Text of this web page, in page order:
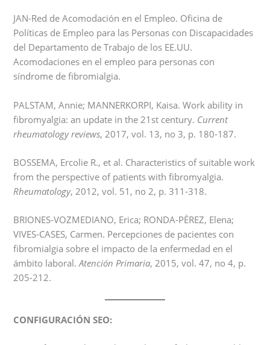
JAN-Red de Acomodación en el Empleo. Oficina de
Políticas de Empleo para las Personas con Discapacidades
del Departamento de Trabajo de los EE.UU.
Acomodaciones en el empleo para personas con
síndrome de fibromialgia.
PALSTAM, Annie; MANNERKORPI, Kaisa. Work ability in
fibromyalgia: an update in the 21st century. Current
rheumatology reviews, 2017, vol. 13, no 3, p. 180-187.
BOSSEMA, Ercolie R., et al. Characteristics of suitable work
from the perspective of patients with fibromyalgia.
Rheumatology, 2012, vol. 51, no 2, p. 311-318.
BRIONES-VOZMEDIANO, Erica; RONDA-PÉREZ, Elena;
VIVES-CASES, Carmen. Percepciones de pacientes con
fibromialgia sobre el impacto de la enfermedad en el
ámbito laboral.Atención Primaria, 2015, vol. 47, no 4, p.
205-212.
CONFIGURACIÓN SEO: